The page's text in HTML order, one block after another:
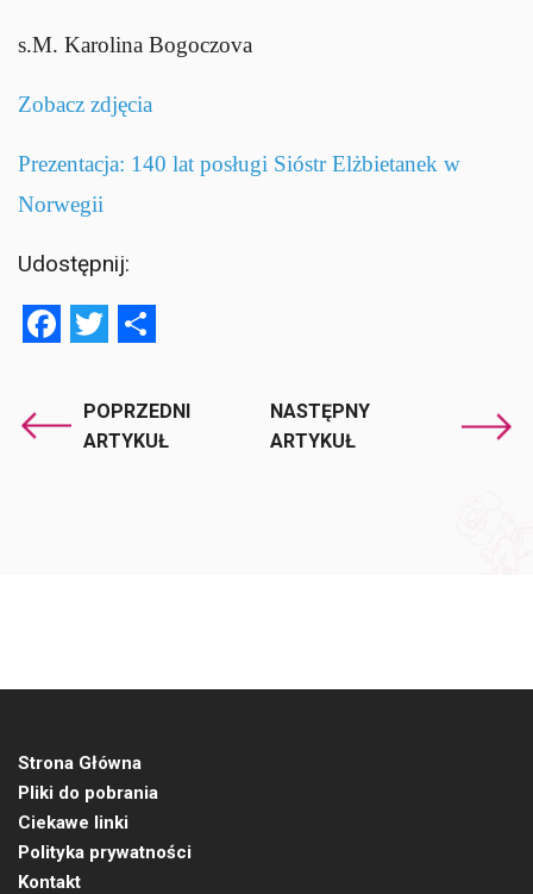
s.M. Karolina Bogoczova
Zobacz zdjęcia
Prezentacja: 140 lat posługi Sióstr Elżbietanek w
Norwegii
Udostępnij:
Facebook
Twitter
POPRZEDNI
ARTYKUŁ
NASTĘPNY
ARTYKUŁ
Strona Główna
Pliki do pobrania
Ciekawe linki
Polityka prywatności
Kontakt